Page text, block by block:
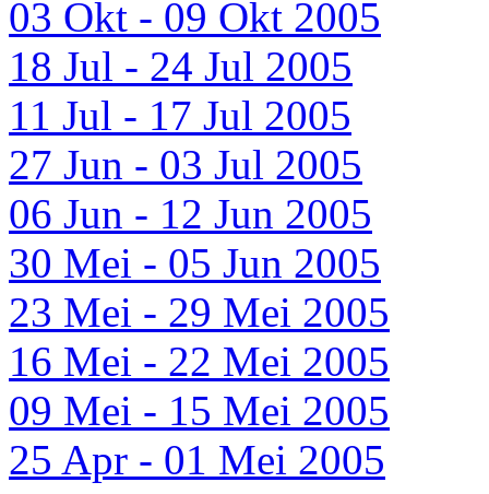
03 Okt - 09 Okt 2005
18 Jul - 24 Jul 2005
11 Jul - 17 Jul 2005
27 Jun - 03 Jul 2005
06 Jun - 12 Jun 2005
30 Mei - 05 Jun 2005
23 Mei - 29 Mei 2005
16 Mei - 22 Mei 2005
09 Mei - 15 Mei 2005
25 Apr - 01 Mei 2005